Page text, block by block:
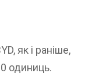
як і раніше,
одиниць.